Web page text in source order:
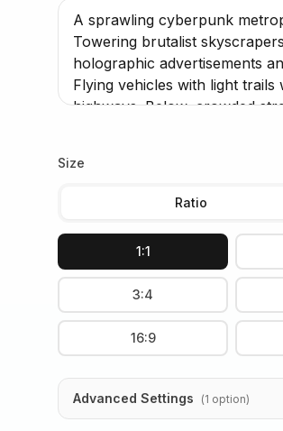
Size
Ratio
1:1
3:4
16:9
Advanced Settings (1 option)